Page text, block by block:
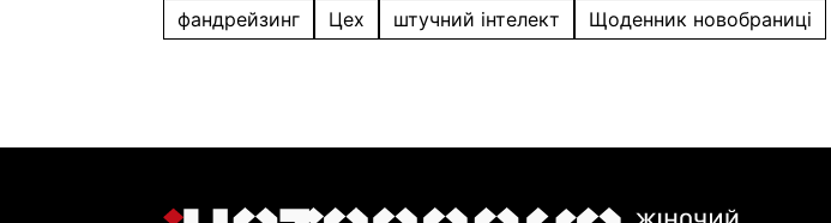
фандрейзинг
Цех штучний інтелект Щоденник новобраниці